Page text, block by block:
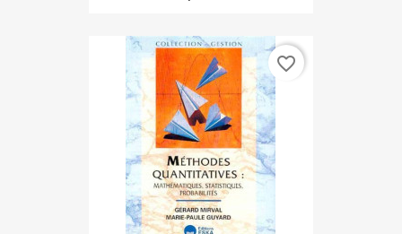
favorite_border